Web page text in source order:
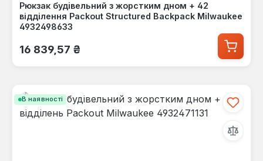
Рюкзак будівельний з жорстким дном + 42
відділення Packout Structured Backpack Milwaukee
4932498633
Звичайна ціна:
16 839,57 ₴
В наявності